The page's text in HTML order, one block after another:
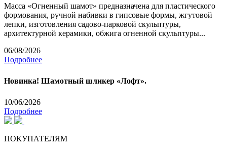
Масса «Огненный шамот» предназначена для пластического
формования, ручной набивки в гипсовые формы, жгутовой
лепки, изготовления садово-парковой скульптуры,
архитектурной керамики, обжига огненной скульптуры...
06/08/2026
Подробнее
Новинка! Шамотный шликер «Лофт».
10/06/2026
Подробнее
ПОКУПАТЕЛЯМ